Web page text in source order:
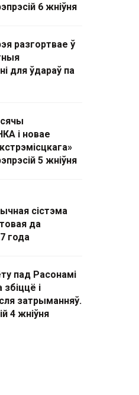
6 жніўня
разгортвае ў
для ўдараў па
і новае
5 жніўня
сістэма
да
года
пад Расонамі
збіццё і
затрыманняў.
4 жніўня